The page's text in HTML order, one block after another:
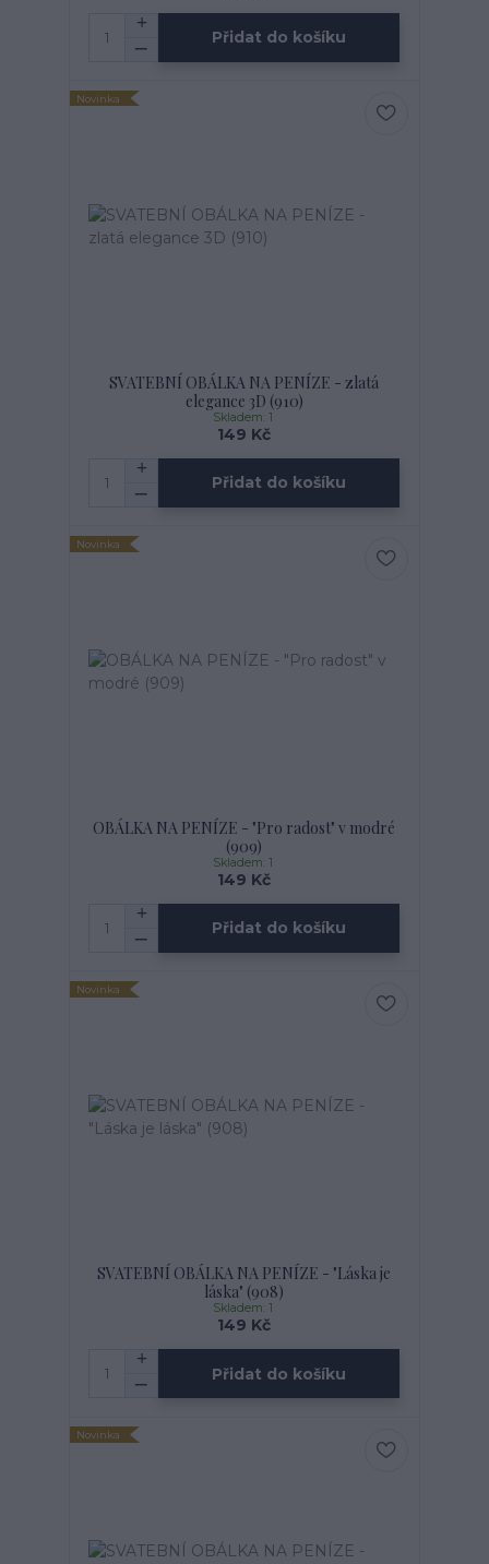
Přidat do košíku
Novinka
SVATEBNÍ OBÁLKA NA PENÍZE - zlatá
elegance 3D (910)
149 Kč
Skladem: 1
Přidat do košíku
Novinka
OBÁLKA NA PENÍZE - "Pro radost" v modré
(909)
149 Kč
Skladem: 1
Přidat do košíku
Novinka
SVATEBNÍ OBÁLKA NA PENÍZE - "Láska je
láska" (908)
149 Kč
Skladem: 1
Přidat do košíku
Novinka